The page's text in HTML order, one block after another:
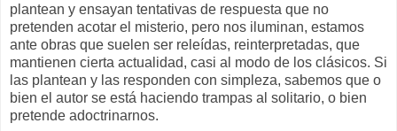
plantean y ensayan tentativas de respuesta que no
pretenden acotar el misterio, pero nos iluminan, estamos
ante obras que suelen ser releídas, reinterpretadas, que
mantienen cierta actualidad, casi al modo de los clásicos. Si
las plantean y las responden con simpleza, sabemos que o
bien el autor se está haciendo trampas al solitario, o bien
pretende adoctrinarnos.